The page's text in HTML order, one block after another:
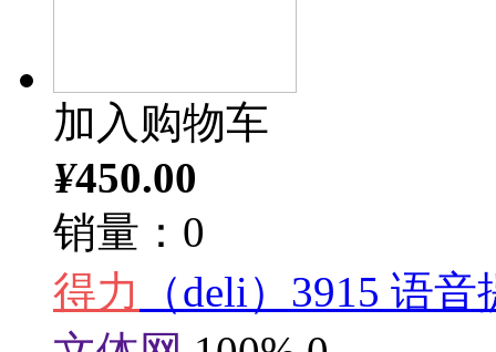
加入购物车
¥450.00
销量：0
得力
（deli）3915 语